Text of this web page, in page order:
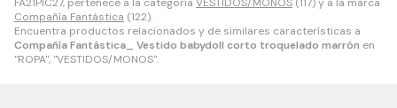
Compañía Fantástica (122).
Encuentra productos relacionados y de similares características a
Compañía Fantástica_ Vestido babydoll corto troquelado marrón en
"ROPA", "VESTIDOS/MONOS".